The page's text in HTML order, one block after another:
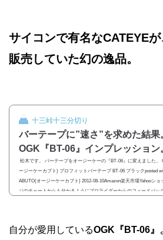
サイコンで有名なCATEYE
販売していた幻の逸品。
十三峠十三分切り
バーテープに”速さ”を求めた結果
OGK『BT-06』インプレッション
松木です。 バーテープをオージーケーの『BT-06』に変えました。
ージーケーカブト) プロフィットバーテープ BT-06 ブラックposted
ABUTO(オージーケーカブト) 2012-08-10Amazon楽天市場Yahooショ
ジのチャートからも分かるようにプロライダーからのフィードバッ
自分が愛用しているOGK『BT-06』